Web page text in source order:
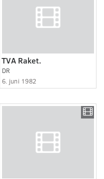
TVA Raket.
DR
6. juni 1982